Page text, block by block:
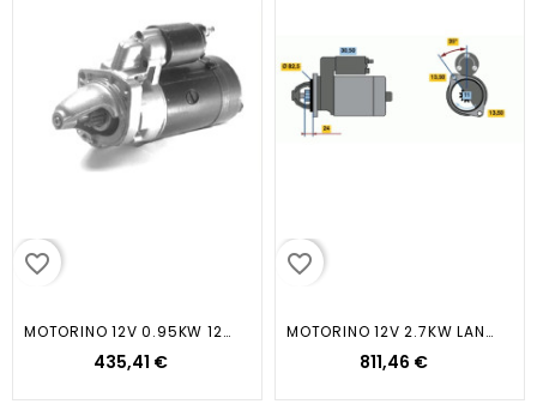
favorite_border
MOTORINO 12V 0.95KW 124/131/PRISMA
435,41 €
favorite_border
MOTORINO 12V 2.7KW LAND RANGE I 2
811,46 €